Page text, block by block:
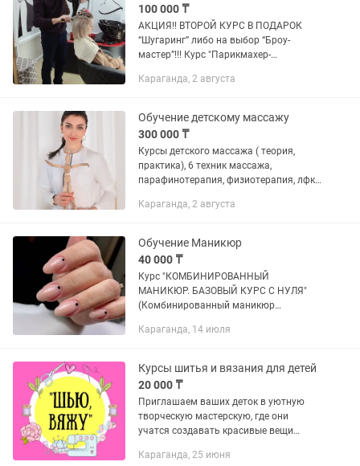
100 000 ₸
АКЦИЯ!! ВТОРОЙ КУРС В ПОДАРОК
“Шугаринг” либо на выбор “Броу-
мастер”!!! Курс "Парикмахер-
гибкий график, срок обучения - 1 месяц.
Караганда, 2 августа
Обучение детскому массажу
300 000 ₸
Курсы детского массажа ( теория,
практика), 6 техник массажа,
парафинотерапия, физиотерапия, лфк (
сертификата. 6 дней обучения по 2
Караганда, 2 августа
Обучение Маникюр
40 000 ₸
Курс "КОМБИНИРОВАННЫЙ
МАНИКЮР. БАЗОВЫЙ КУРС С НУЛЯ"
(Комбинированный маникюр
покрытие ногтей + выравнивание,
правильность формы...
Караганда, 14 июля
Курсы шитья и вязания для детей
20 000 ₸
Приглашаем ваших деток в уютную
творческую мастерскую, где они
учатся создавать красивые вещи
Это внимательное обучение в малых
Караганда, 25 июня